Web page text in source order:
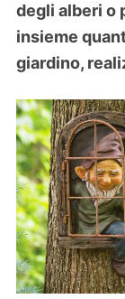
degli alberi o
insieme
giardino,